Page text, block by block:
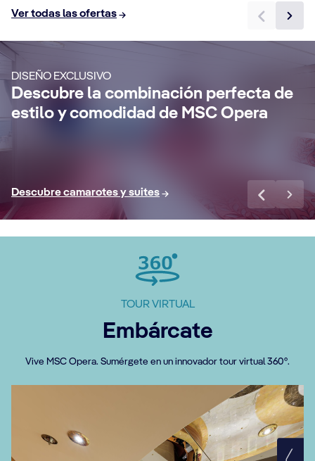
Ver todas las ofertas
DISEÑO EXCLUSIVO
Descubre la combinación perfecta de
estilo y comodidad de MSC Opera
disfrutando de una elegante suite con más
espacio, un gran balcón privado y
ventajas exclusivas.
Descubre camarotes y suites
TOUR VIRTUAL
Embárcate
Vive MSC Opera. Sumérgete en un innovador tour virtual 360°.